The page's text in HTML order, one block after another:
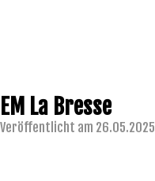
EM La Bresse
Veröffentlicht am 26.05.2025